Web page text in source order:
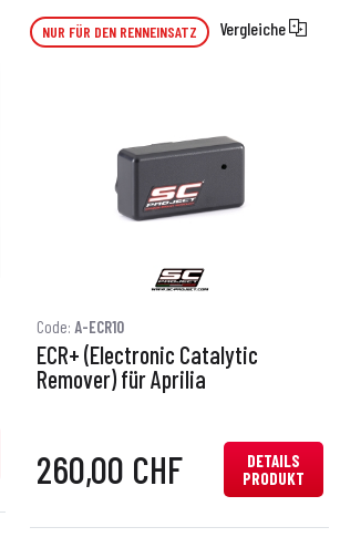
NUR FÜR DEN RENNEINSATZ Vergleiche
Code: A-ECR10
ECR+ (Electronic Catalytic
Remover) für Aprilia
260,00 CHF
DETAILS
PRODUKT